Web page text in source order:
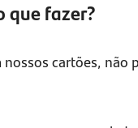
que fazer?
nossos cartões, não